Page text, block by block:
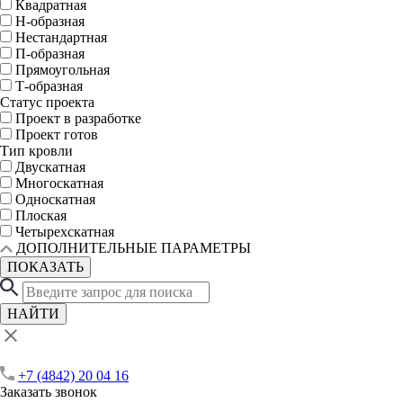
Квадратная
Н-образная
Нестандартная
П-образная
Прямоугольная
Т-образная
Статус проекта
Проект в разработке
Проект готов
Тип кровли
Двускатная
Многоскатная
Односкатная
Плоская
Четырехскатная
ДОПОЛНИТЕЛЬНЫЕ ПАРАМЕТРЫ
ПОКАЗАТЬ
НАЙТИ
+7 (4842) 20 04 16
Заказать звонок